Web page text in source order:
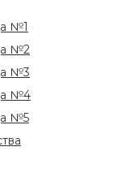
№1
№2
№3
№4
№5